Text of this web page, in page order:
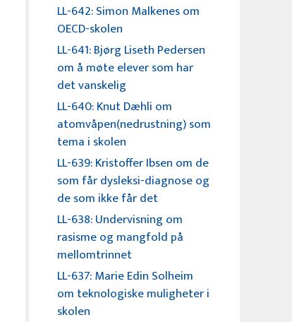
LL-642: Simon Malkenes om
OECD-skolen
LL-641: Bjørg Liseth Pedersen
om å møte elever som har
det vanskelig
LL-640: Knut Dæhli om
atomvåpen(nedrustning) som
tema i skolen
LL-639: Kristoffer Ibsen om de
som får dysleksi-diagnose og
de som ikke får det
LL-638: Undervisning om
rasisme og mangfold på
mellomtrinnet
LL-637: Marie Edin Solheim
om teknologiske muligheter i
skolen